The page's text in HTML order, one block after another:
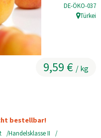
9,59 € / kg
,DE-ÖKO-037
,Türkei
bestellbar!
Handelsklasse II